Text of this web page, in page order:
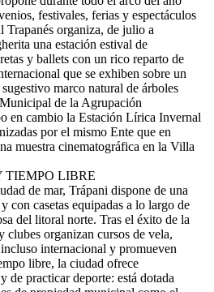
festivales, ferias y espectáculos
organiza, de julio a
una estación estival de
y ballets con un rico reparto de
que se exhiben sobre un
marco natural de árboles
de la Agrupación
en cambio la Estación Lírica Invernal
por el mismo Ente que en
muestra cinematográfica en la Villa
TIEMPO LIBRE
de mar, Trápani dispone de una
con casetas equipadas a lo largo de
del litoral norte. Tras el éxito de la
clubes organizan cursos de vela,
internacional y promueven
libre, la ciudad ofrece
de practicar deporte: está dotada